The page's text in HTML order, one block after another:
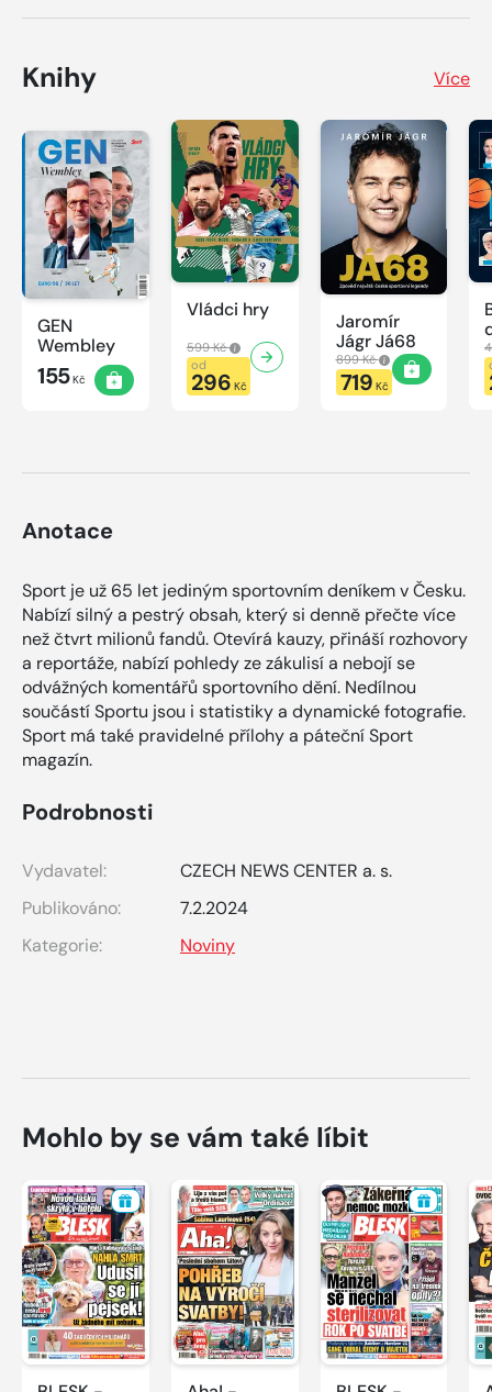
Knihy Více
GEN
Wembley
155Kč
Vládci hry
599 Kč
od
296 Kč
Jaromír
Jágr Já68
899 Kč
719 Kč
Anotace
Sport je už 65 let jediným sportovním deníkem v Česku.
Nabízí silný a pestrý obsah, který si denně přečte více
než čtvrt milionů fandů. Otevírá kauzy, přináší rozhovory
a reportáže, nabízí pohledy ze zákulisí a nebojí se
odvážných komentářů sportovního dění. Nedílnou
součástí Sportu jsou i statistiky a dynamické fotografie.
Sport má také pravidelné přílohy a páteční Sport
magazín.
Podrobnosti
Vydavatel:
CZECH NEWS CENTER a. s.
Publikováno:
7.2.2024
Kategorie:
Noviny
Mohlo by se vám také líbit